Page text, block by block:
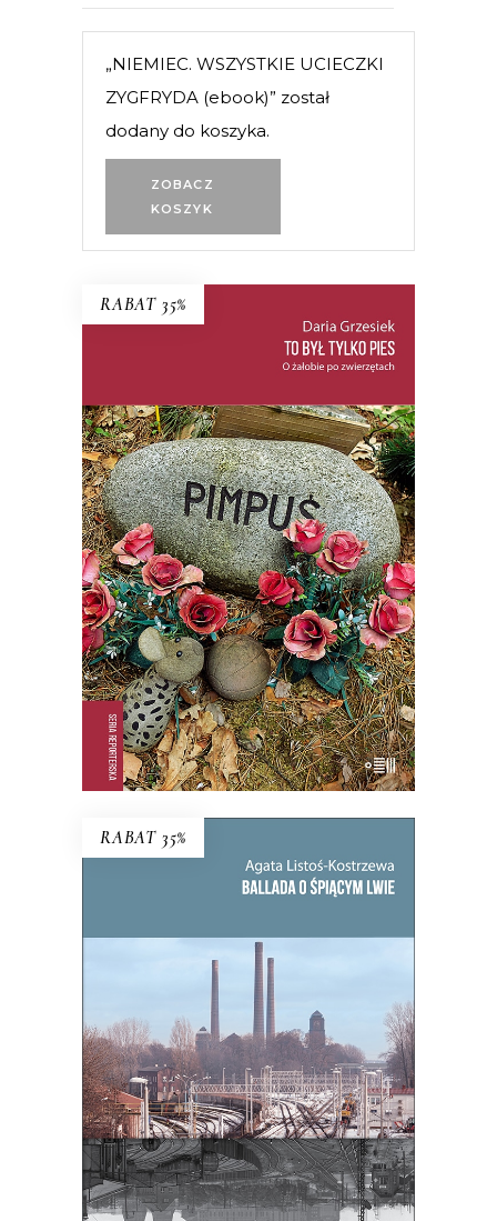
ZOBACZ
KOSZYK
„NIEMIEC. WSZYSTKIE UCIECZKI
ZYGFRYDA (ebook)” został
dodany do koszyka.
RABAT 35%
E-BOOK DO KOSZYKA
TO BYŁ TYLKO PIES
PREMIERA: 22 PAŹDZIERNIKA 2025
54.99zł 35.74zł
KSIĄŻKA DO KOSZYKA
RABAT 35%
BALLADA O ŚPIĄCYM LWIE
To, co zdecydowało o powstaniu
Bytomia, jego bogactwie i tradycji,
miało stać się jego zagładą.
61.00zł 39.65zł
KSIĄŻKA DO KOSZYKA